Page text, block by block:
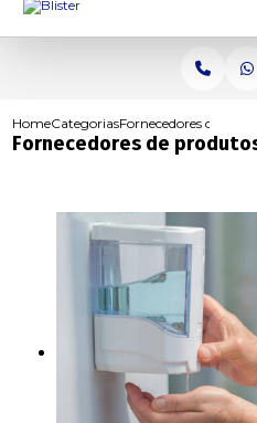
HomeCategoriasFornecedores de
Fornecedores de